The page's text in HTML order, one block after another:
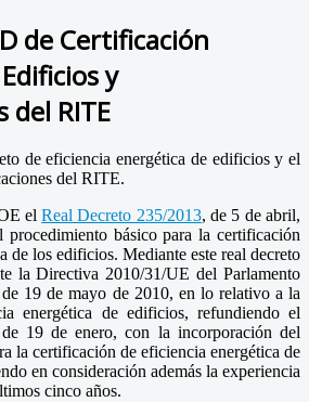
de Certificación
y
del RITE
de eficiencia energética de edificios y el
del RITE.
elReal Decreto 235/2013, de 5 de abril,
procedimiento básico para la certificación
de los edificios. Mediante este real decreto
la Directiva 2010/31/UE del Parlamento
19 de mayo de 2010, en lo relativo a la
energética de edificios, refundiendo el
19 de enero, con la incorporación del
la certificación de eficiencia energética de
en consideración además la experiencia
cinco años.